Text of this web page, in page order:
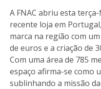
A FNAC abriu esta
recente loja em
marca na região com
de euros e a criação de
Com uma área de 785
espaço afirma-se como
sublinhando a missão